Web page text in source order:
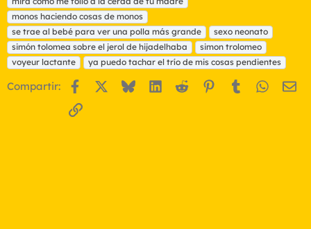
q
u
e
t
a
s
monos haciendo cosas de monos
se trae al bebé para ver una polla más grande
sexo neonato
simón tolomea sobre el jerol de hijadelhaba
simon trolomeo
voyeur lactante
ya puedo tachar el trío de mis cosas pendientes
Compartir: Facebook BlueskyLinkedIn
Reddit Pinterest
Tumblr
Enlace